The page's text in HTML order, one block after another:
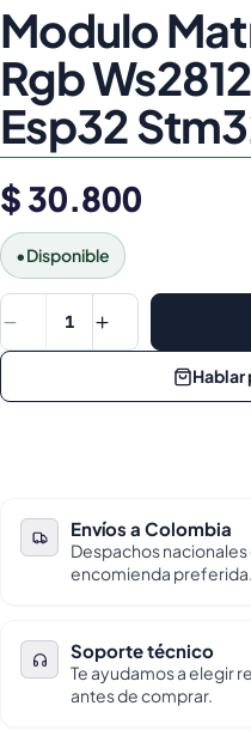
Modulo
Rgb
Esp32
$ 30.800
•Disponible
1
Hablar
Envíos a Colombia
Despachos
encomienda preferida.
Soporte técnico
Te ayudamos a elegir
antes de comprar.